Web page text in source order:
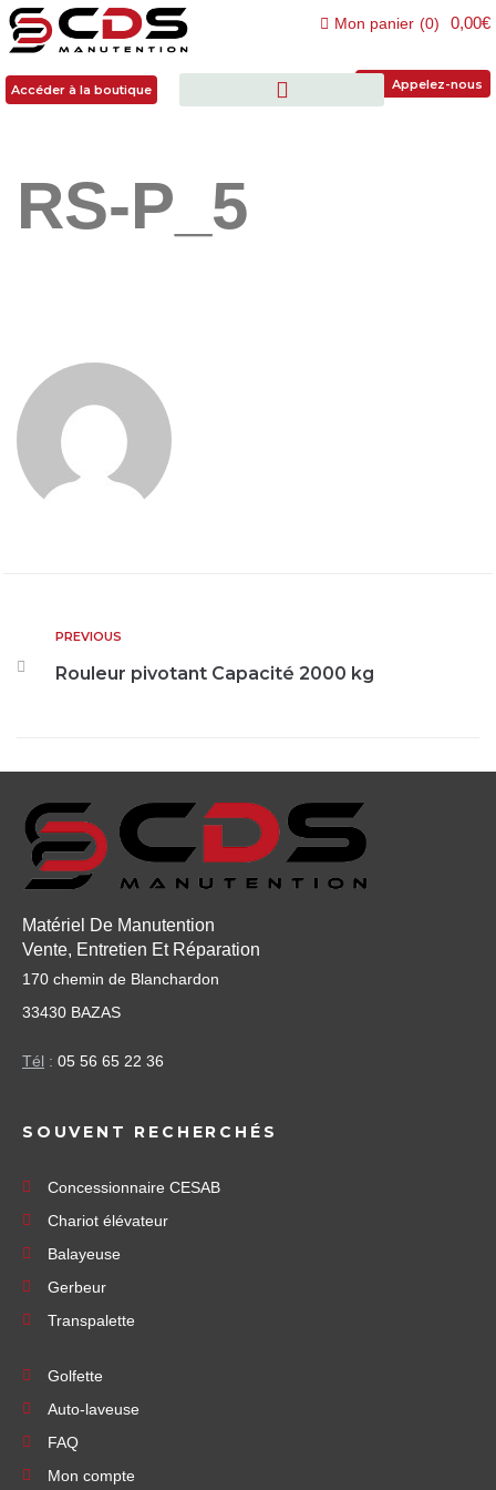
Accéder à la boutique
Mon panier (0) 0,00€
Appelez-nous
RS-P_5
PREVIOUS
Rouleur pivotant Capacité 2000 kg
Matériel De Manutention
Vente, Entretien Et Réparation
170 chemin de Blanchardon
33430 BAZAS
Tél : 05 56 65 22 36
SOUVENT RECHERCHÉS
Concessionnaire CESAB
Chariot élévateur
Balayeuse
Gerbeur
Transpalette
Golfette
Auto-laveuse
FAQ
Mon compte